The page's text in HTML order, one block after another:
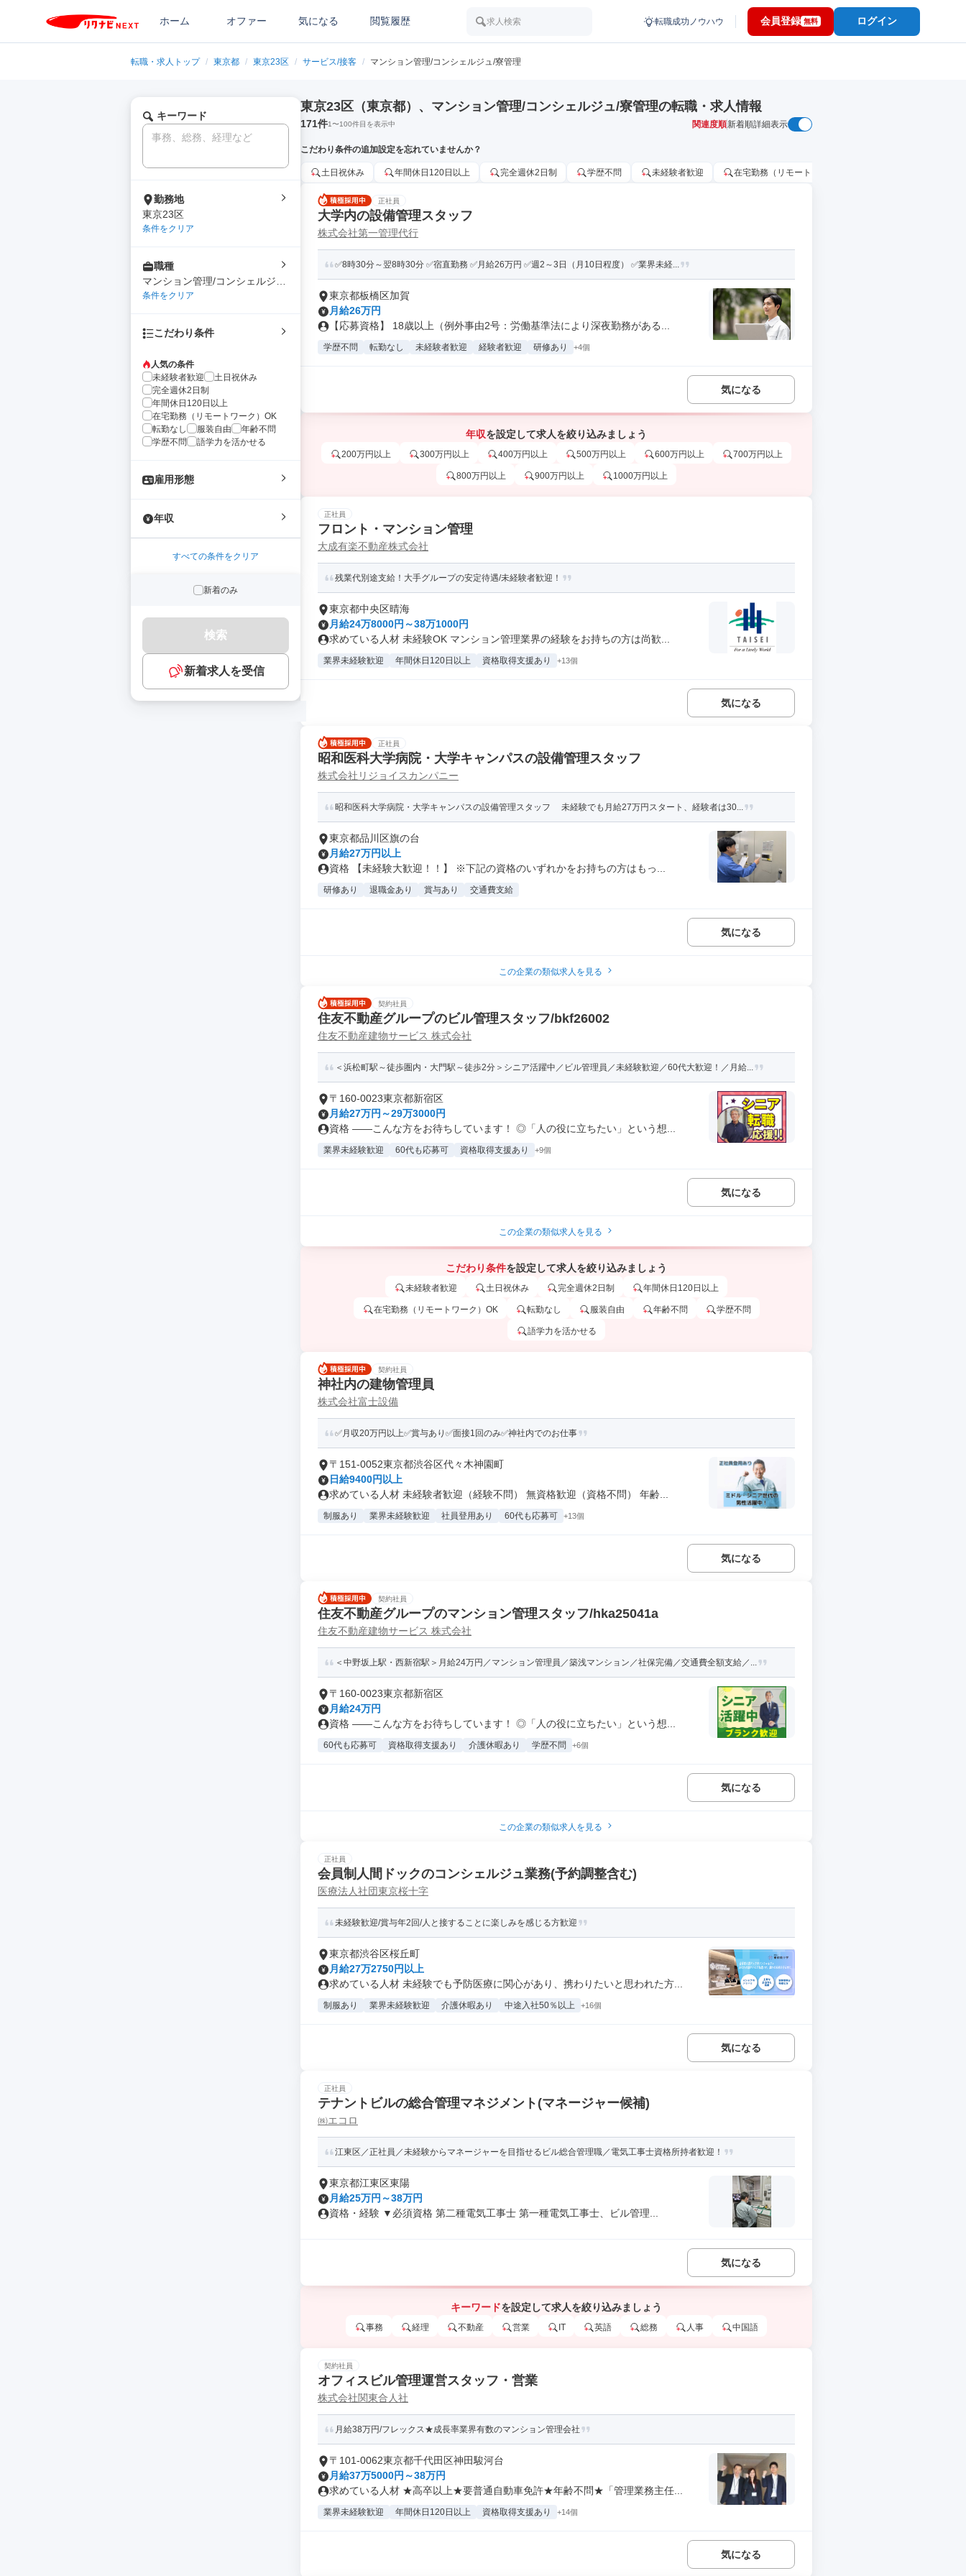
ホーム オファー 気になる 閲覧履歴 求人検索 転職成功ノウハウ 会員登録 無料 ログイン
転職・求人トップ / 東京都 / 東京23区 / サービス/接客 / マンション管理/コンシェルジュ/寮管理
キーワード
勤務地
東京23区
条件をクリア
職種
マンション管理/コンシェルジュ/
寮管理
条件をクリア
こだわり条件
人気の条件
未経験者歓迎
土日祝休み
完全週休2日制
年間休日120日以上
在宅勤務（リモートワーク）OK
転勤なし
服装自由
年齢不問
学歴不問
語学力を活かせる
雇用形態
年収
すべての条件をクリア
新着のみ
検索
新着求人を受信
東京23区（東京都）、マンション管理/コンシェルジュ/寮管理の転職・求人情報
171件1〜100件目を表示中 関連度順新着順詳細表示
こだわり条件の追加設定を忘れていませんか？
土日祝休み 年間休日120日以上 完全週休2日制 学歴不問 未経験者歓迎 在宅勤務（リモートワーク）OK
正社員
大学内の設備管理スタッフ
株式会社第一管理代行
✅8時30分～翌8時30分 ✅宿直勤務 ✅月給26万円 ✅週2～3日（月10日程度） ✅業界未経...
東京都板橋区加賀
月給26万円
【応募資格】 18歳以上（例外事由2号：労働基準法により深夜勤務がある...
学歴不問 転勤なし 未経験者歓迎 経験者歓迎 研修あり +4個
気になる
年収を設定して求人を絞り込みましょう
200万円以上 300万円以上 400万円以上 500万円以上 600万円以上 700万円以上
800万円以上 900万円以上 1000万円以上
正社員
フロント・マンション管理
大成有楽不動産株式会社
残業代別途支給！大手グループの安定待遇/未経験者歓迎！
東京都中央区晴海
月給24万8000円～38万1000円
求めている人材 未経験OK マンション管理業界の経験をお持ちの方は尚歓...
業界未経験歓迎 年間休日120日以上 資格取得支援あり +13個
気になる
正社員
昭和医科大学病院・大学キャンパスの設備管理スタッフ
株式会社リジョイスカンパニー
昭和医科大学病院・大学キャンパスの設備管理スタッフ 未経験でも月給27万円スタート、経験者は30...
東京都品川区旗の台
月給27万円以上
資格 【未経験大歓迎！！】 ※下記の資格のいずれかをお持ちの方はもっ...
研修あり 退職金あり 賞与あり 交通費支給
気になる
この企業の類似求人を見る
契約社員
住友不動産グループのビル管理スタッフ/bkf26002
住友不動産建物サービス 株式会社
＜浜松町駅～徒歩圏内・大門駅～徒歩2分＞シニア活躍中／ビル管理員／未経験歓迎／60代大歓迎！／月給...
〒160-0023東京都新宿区
月給27万円～29万3000円
資格 ――こんな方をお待ちしています！ ◎「人の役に立ちたい」という想...
業界未経験歓迎 60代も応募可 資格取得支援あり +9個
気になる
この企業の類似求人を見る
こだわり条件を設定して求人を絞り込みましょう
未経験者歓迎 土日祝休み 完全週休2日制 年間休日120日以上
在宅勤務（リモートワーク）OK 転勤なし 服装自由 年齢不問 学歴不問
語学力を活かせる
契約社員
神社内の建物管理員
株式会社富士設備
✅月収20万円以上✅賞与あり✅面接1回のみ✅神社内でのお仕事
〒151-0052東京都渋谷区代々木神園町
日給9400円以上
求めている人材 未経験者歓迎（経験不問） 無資格歓迎（資格不問） 年齢...
制服あり 業界未経験歓迎 社員登用あり 60代も応募可 +13個
気になる
契約社員
住友不動産グループのマンション管理スタッフ/hka25041a
住友不動産建物サービス 株式会社
＜中野坂上駅・西新宿駅＞月給24万円／マンション管理員／築浅マンション／社保完備／交通費全額支給／...
〒160-0023東京都新宿区
月給24万円
資格 ――こんな方をお待ちしています！ ◎「人の役に立ちたい」という想...
60代も応募可 資格取得支援あり 介護休暇あり 学歴不問 +6個
気になる
この企業の類似求人を見る
正社員
会員制人間ドックのコンシェルジュ業務(予約調整含む)
医療法人社団東京桜十字
未経験歓迎/賞与年2回/人と接することに楽しみを感じる方歓迎
東京都渋谷区桜丘町
月給27万2750円以上
求めている人材 未経験でも予防医療に関心があり、携わりたいと思われた方...
制服あり 業界未経験歓迎 介護休暇あり 中途入社50％以上 +16個
気になる
正社員
テナントビルの総合管理マネジメント(マネージャー候補)
㈱エコロ
江東区／正社員／未経験からマネージャーを目指せるビル総合管理職／電気工事士資格所持者歓迎！
東京都江東区東陽
月給25万円～38万円
資格・経験 ▼必須資格 第二種電気工事士 第一種電気工事士、ビル管理...
気になる
キーワードを設定して求人を絞り込みましょう
事務 経理 不動産 営業 IT 英語 総務 人事 中国語
契約社員
オフィスビル管理運営スタッフ・営業
株式会社関東合人社
月給38万円/フレックス★成長率業界有数のマンション管理会社
〒101-0062東京都千代田区神田駿河台
月給37万5000円～38万円
求めている人材 ★高卒以上★要普通自動車免許★年齢不問★「管理業務主任...
業界未経験歓迎 年間休日120日以上 資格取得支援あり +14個
気になる